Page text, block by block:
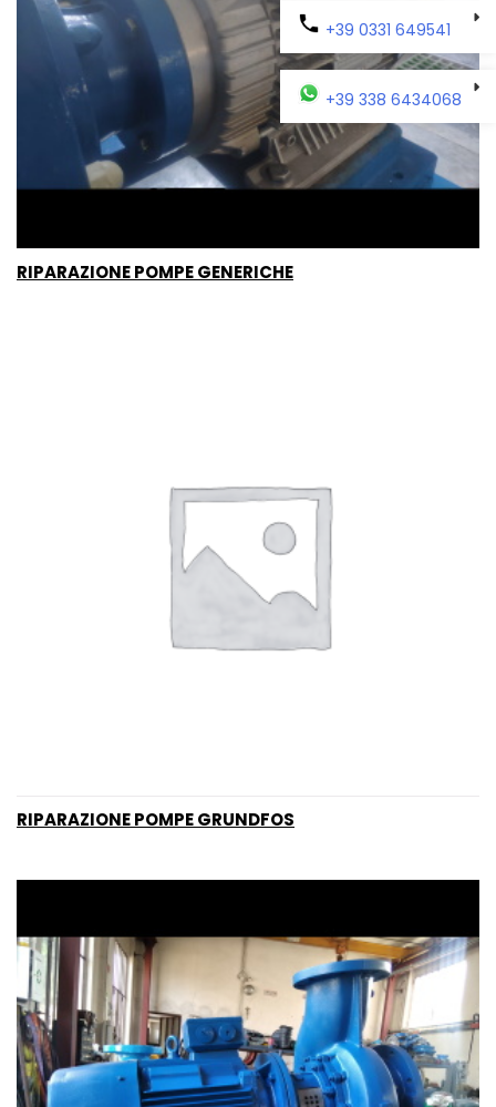
RIPARAZIONE POMPE GENERICHE
RIPARAZIONE POMPE GRUNDFOS
+39 0331 649541
+39 338 6434068